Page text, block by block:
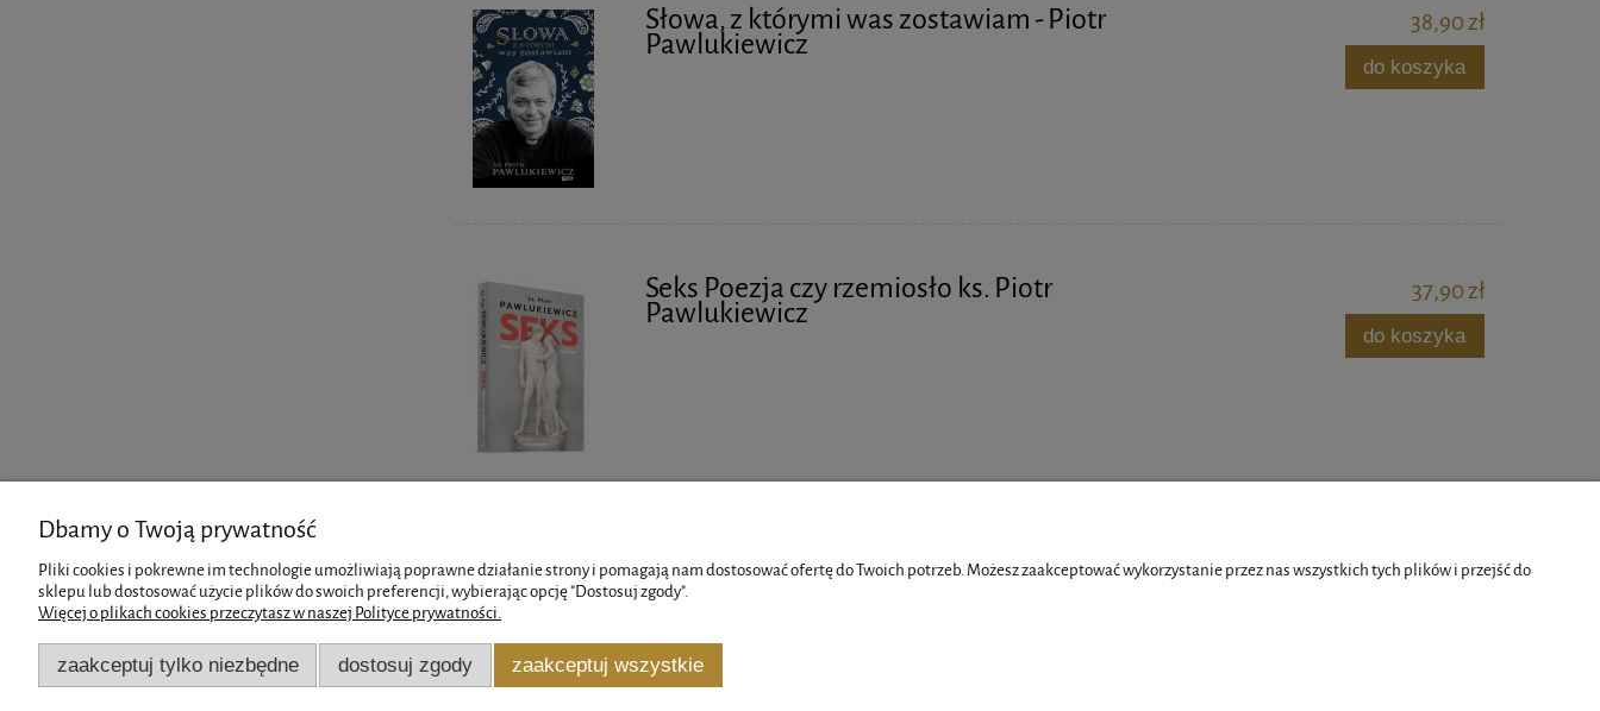
Słowa, z którymi was zostawiam - Piotr
Pawlukiewicz
38,90 zł
do koszyka
Seks Poezja czy rzemiosło ks. Piotr
Pawlukiewicz
37,90 zł
do koszyka
Pomoc
Zwroty i reklamacje
Moje konto
Twoje zamówienia
Formy płatności
Dbamy o Twoją prywatność
Pliki cookies i pokrewne im technologie umożliwiają poprawne działanie strony i pomagają nam dostosować ofertę do Twoich potrzeb. Możesz zaakceptować wykorzystanie przez nas wszystkich tych plików i przejść do
sklepu lub dostosować użycie plików do swoich preferencji, wybierając opcję "Dostosuj zgody".
Więcej o plikach cookies przeczytasz w naszej Polityce prywatności.
zaakceptuj tylko niezbędne dostosuj zgody zaakceptuj wszystkie